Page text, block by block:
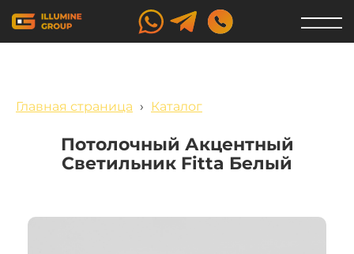
Главная страница › Каталог
Потолочный Акцентный
Светильник Fitta Белый